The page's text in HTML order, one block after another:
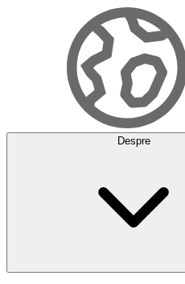
Despre